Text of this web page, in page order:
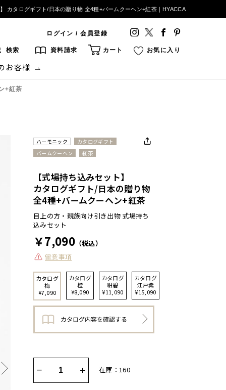
カタログギフト/日本の贈り物 全4種+バームクーヘン+紅茶｜HYACCA
ログイン / 会員登録
検索 資料請求 カート お気に入り
お客様
+紅茶
ハーモニック
カタログギフト
バームクーヘン
紅茶
カタログ
梅
¥7,090
カタログ
橙
¥8,090
カタログ
紺碧
¥11,090
カタログ
江戸紫
¥15,090
【式場持ち込みセット】
カタログギフト/日本の贈り物
全4種+バームクーヘン+紅茶
目上の方・親族向け引き出物 式場持ち
込みセット
￥7,090（税込）
留意事項
− + 在庫：160